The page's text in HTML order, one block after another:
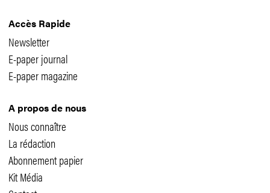
Accès Rapide
Newsletter
E-paper journal
E-paper magazine
A propos de nous
Nous connaître
La rédaction
Abonnement papier
Kit Média